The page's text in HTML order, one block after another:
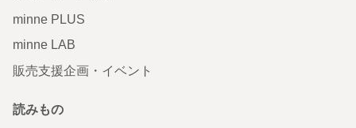
minne PLUS
minne LAB
販売支援企画・イベント
読みもの